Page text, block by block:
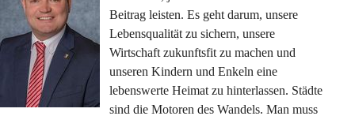
Beitrag leisten. Es geht darum, unsere
Lebensqualität zu sichern, unsere
Wirtschaft zukunftsfit zu machen und
unseren Kindern und Enkeln eine
lebenswerte Heimat zu hinterlassen. Städte
sind die Motoren des Wandels. Man muss